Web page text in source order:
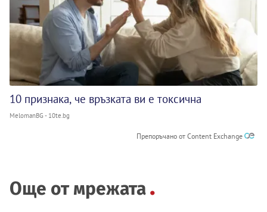
10 признака, че връзката ви е токсична
MelomanBG - 10te.bg
Препоръчано от Content Exchange
Още от мрежата